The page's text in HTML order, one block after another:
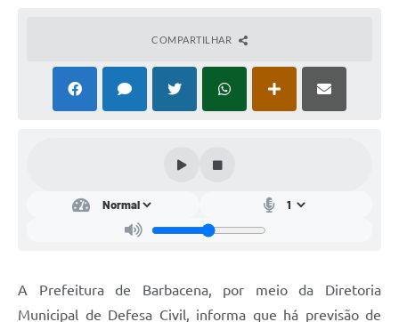
PCA (Planos de Contratações Anuais)
COMPARTILHAR
A Prefeitura de Barbacena, por meio da Diretoria
Municipal de Defesa Civil, informa que há previsão de